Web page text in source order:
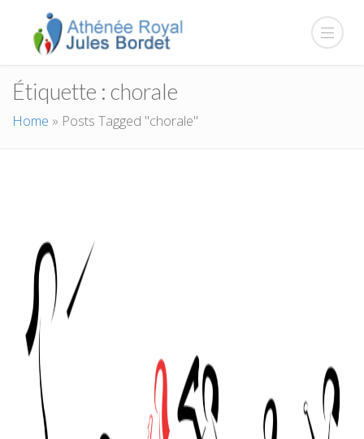
Étiquette : chorale
Home » Posts Tagged "chorale"